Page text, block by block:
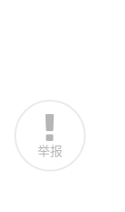
举报